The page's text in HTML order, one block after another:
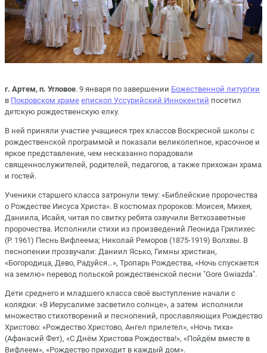
г. Артем, п. Угловое. 9 января по завершении Божественной литургии
в Покровском храме епископ Уссурийский Иннокентий посетил
детскую рождественскую елку.
В ней приняли участие учащиеся трех классов Воскресной школы с
рождественской программой и показали великолепное, красочное и
яркое представление, чем несказанно порадовали
священнослужителей, родителей, педагогов, а также прихожан храма
и гостей.
Ученики старшего класса затронули тему: «Библейские пророчества
о Рождестве Иисуса Христа». В костюмах пророков: Моисея, Михея,
Даниила, Исайя, читая по свитку ребята озвучили Ветхозаветные
пророчества. Исполнили стихи из произведений Леонида Грилихес
(Р. 1961) Песнь Вифлеема; Николай Реморов (1875-1919) Волхвы. В
песнопении прозвучали: Даниил Ясько, Гимны христиан,
«Богородица, Дево, Радуйся…», Тропарь Рождества, «Ночь спускается
на землю» перевод польской рождественской песни "Gore Gwiazda".
Дети среднего и младшего класса своё выступление начали с
колядки: «В Иерусалиме засветило солнце», а затем исполнили
множество стихотворений и песнопений, прославляющих Рождество
Христово: «Рождество Христово, Ангел прилетел», «Ночь тиха»
(Афанасий Фет), «С Днём Христова Рождества!», «Пойдём вместе в
Вифлеем», «Рождество приходит в каждый дом».